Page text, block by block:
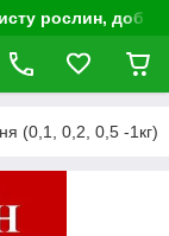
рослин,
(0,1, 0,2, 0,5 -1кг)